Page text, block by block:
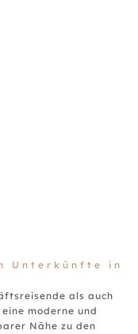
Unterkünfte in
als auch
moderne und
Nähe zu den